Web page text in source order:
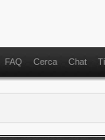
FAQ Cerca Chat